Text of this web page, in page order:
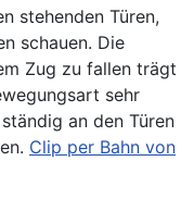
stehenden Türen,
schauen. Die
Zug zu fallen trägt
sehr
an den Türen
Clip per Bahn von